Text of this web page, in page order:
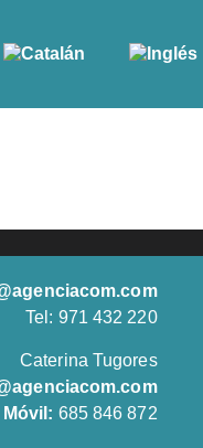
Tel: 971 432 220
Caterina Tugores
Móvil: 685 846 872